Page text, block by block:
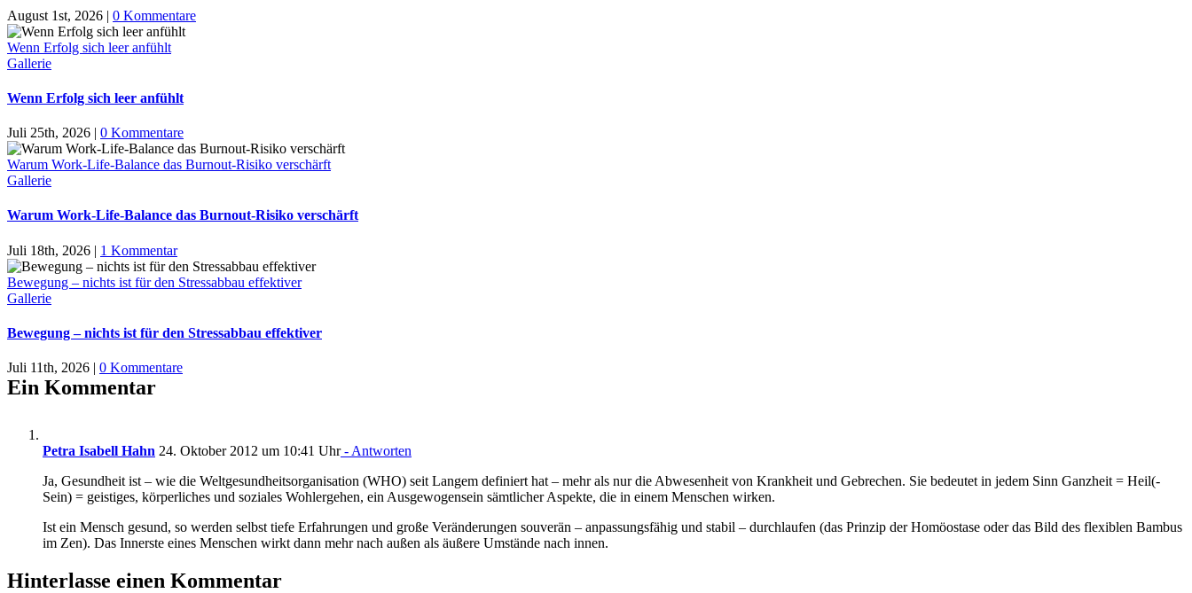
August 1st, 2026 | 0 Kommentare
Wenn Erfolg sich leer anfühlt
Gallerie
Wenn Erfolg sich leer anfühlt
Juli 25th, 2026 | 0 Kommentare
Warum Work-Life-Balance das Burnout-Risiko verschärft
Gallerie
Warum Work-Life-Balance das Burnout-Risiko verschärft
Juli 18th, 2026 | 1 Kommentar
Bewegung – nichts ist für den Stressabbau effektiver
Gallerie
Bewegung – nichts ist für den Stressabbau effektiver
Juli 11th, 2026 | 0 Kommentare
Ein Kommentar
Petra Isabell Hahn 24. Oktober 2012 um 10:41 Uhr- Antworten
Ja, Gesundheit ist – wie die Weltgesundheitsorganisation (WHO) seit Langem definiert hat – mehr als nur die Abwesenheit von Krankheit und Gebrechen. Sie bedeutet in jedem Sinn Ganzheit = Heil(-
Sein) = geistiges, körperliches und soziales Wohlergehen, ein Ausgewogensein sämtlicher Aspekte, die in einem Menschen wirken.
Ist ein Mensch gesund, so werden selbst tiefe Erfahrungen und große Veränderungen souverän – anpassungsfähig und stabil – durchlaufen (das Prinzip der Homöostase oder das Bild des flexiblen Bambus
im Zen). Das Innerste eines Menschen wirkt dann mehr nach außen als äußere Umstände nach innen.
Hinterlasse einen Kommentar